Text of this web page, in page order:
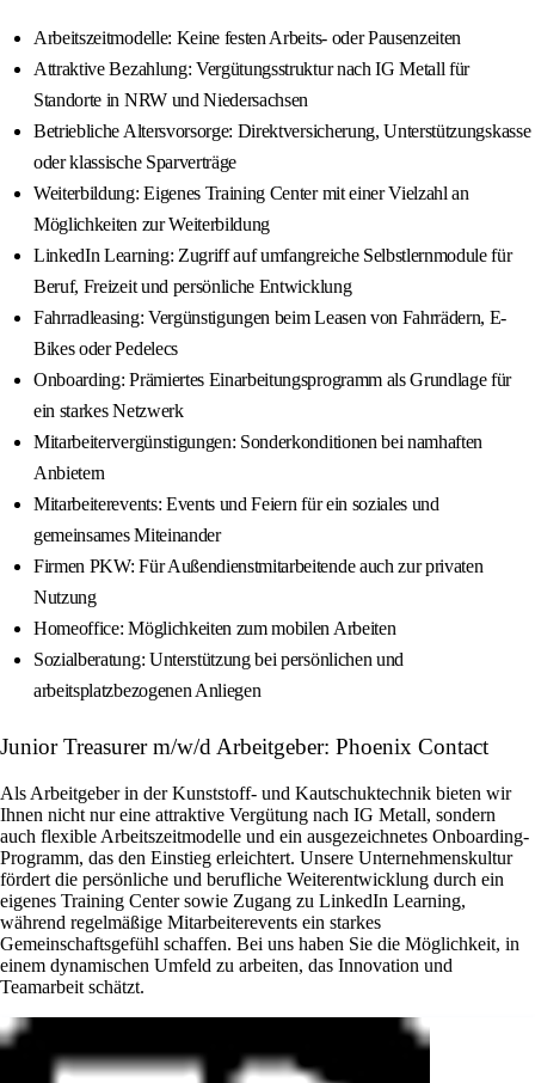
Arbeitszeitmodelle: Keine festen Arbeits- oder Pausenzeiten
Attraktive Bezahlung: Vergütungsstruktur nach IG Metall für
Standorte in NRW und Niedersachsen
Betriebliche Altersvorsorge: Direktversicherung, Unterstützungskasse
oder klassische Sparverträge
Weiterbildung: Eigenes Training Center mit einer Vielzahl an
Möglichkeiten zur Weiterbildung
LinkedIn Learning: Zugriff auf umfangreiche Selbstlernmodule für
Beruf, Freizeit und persönliche Entwicklung
Fahrradleasing: Vergünstigungen beim Leasen von Fahrrädern, E-
Bikes oder Pedelecs
Onboarding: Prämiertes Einarbeitungsprogramm als Grundlage für
ein starkes Netzwerk
Mitarbeitervergünstigungen: Sonderkonditionen bei namhaften
Anbietern
Mitarbeiterevents: Events und Feiern für ein soziales und
gemeinsames Miteinander
Firmen PKW: Für Außendienstmitarbeitende auch zur privaten
Nutzung
Homeoffice: Möglichkeiten zum mobilen Arbeiten
Sozialberatung: Unterstützung bei persönlichen und
arbeitsplatzbezogenen Anliegen
Junior Treasurer m/w/d Arbeitgeber: Phoenix Contact
Als Arbeitgeber in der Kunststoff- und Kautschuktechnik bieten wir
Ihnen nicht nur eine attraktive Vergütung nach IG Metall, sondern
auch flexible Arbeitszeitmodelle und ein ausgezeichnetes Onboarding-
Programm, das den Einstieg erleichtert. Unsere Unternehmenskultur
fördert die persönliche und berufliche Weiterentwicklung durch ein
eigenes Training Center sowie Zugang zu LinkedIn Learning,
während regelmäßige Mitarbeiterevents ein starkes
Gemeinschaftsgefühl schaffen. Bei uns haben Sie die Möglichkeit, in
einem dynamischen Umfeld zu arbeiten, das Innovation und
Teamarbeit schätzt.